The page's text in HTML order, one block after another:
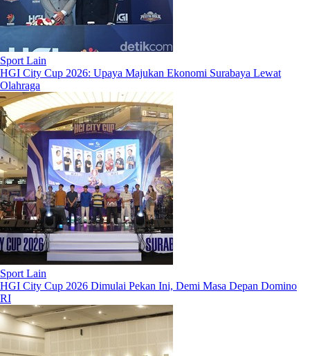
Sport Lain
HGI City Cup 2026: Upaya Majukan Ekonomi Surabaya Lewat
Olahraga
Sport Lain
HGI City Cup 2026 Dimulai Pekan Ini, Demi Masa Depan Domino
RI